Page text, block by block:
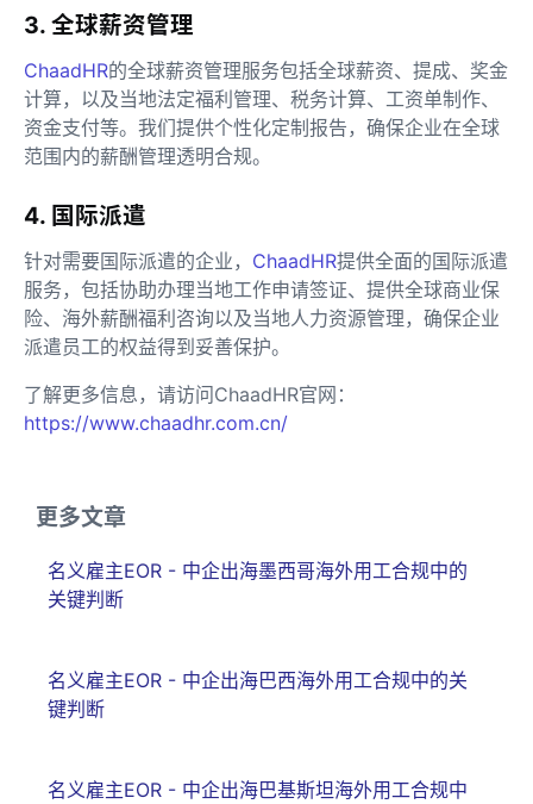
3. 全球薪资管理
ChaadHR的全球薪资管理服务包括全球薪资、提成、奖金
计算，以及当地法定福利管理、税务计算、工资单制作、
资金支付等。我们提供个性化定制报告，确保企业在全球
范围内的薪酬管理透明合规。
4. 国际派遣
针对需要国际派遣的企业， ChaadHR提供全面的国际派遣
服务，包括协助办理当地工作申请签证、提供全球商业保
险、海外薪酬福利咨询以及当地人力资源管理，确保企业
派遣员工的权益得到妥善保护。
了解更多信息，请访问ChaadHR官网：
https://www.chaadhr.com.cn/
更多文章
名义雇主EOR - 中企出海墨西哥海外用工合规中的
关键判断
名义雇主EOR - 中企出海巴西海外用工合规中的关
键判断
名义雇主EOR - 中企出海巴基斯坦海外用工合规中